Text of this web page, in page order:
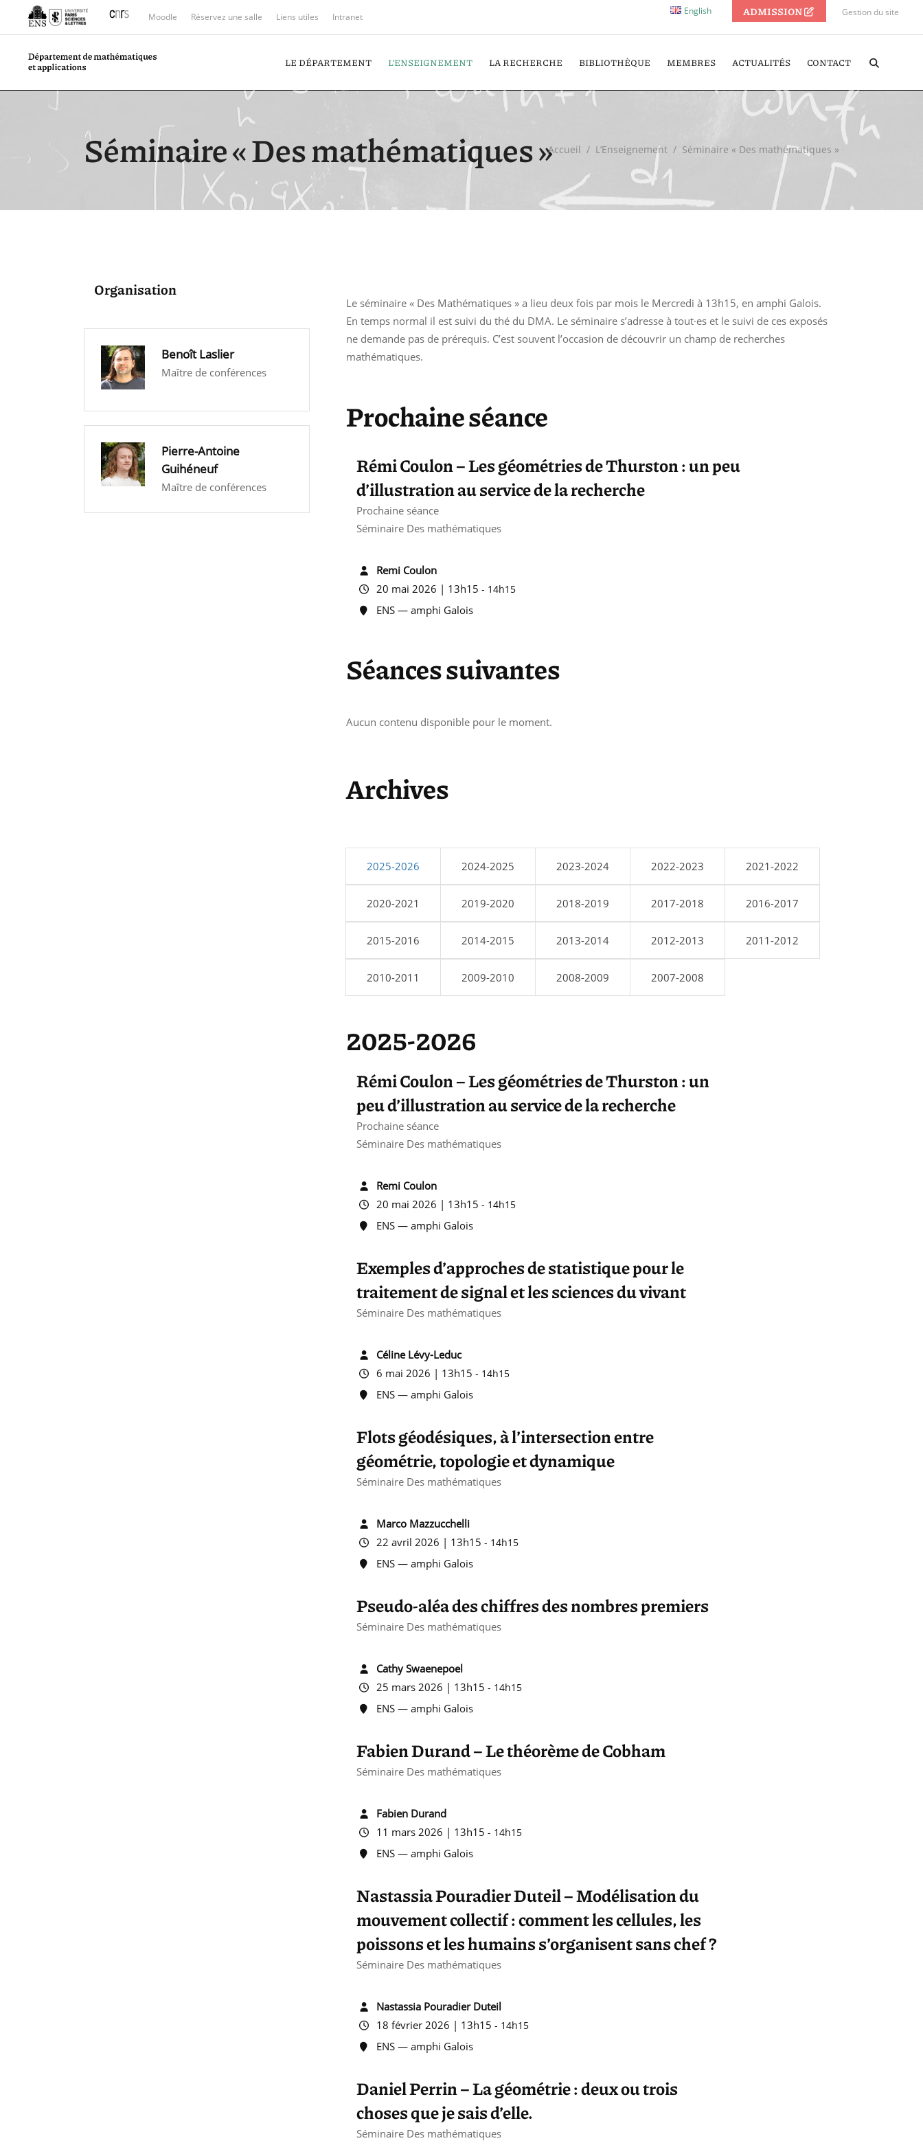
Moodle Réservez une salle Liens utiles Intranet
English ADMISSION Gestion du site
LE DÉPARTEMENT L’ENSEIGNEMENT LA RECHERCHE BIBLIOTHÈQUE MEMBRES ACTUALITÉS CONTACT
Séminaire « Des mathématiques »Accueil / L’Enseignement / Séminaire « Des mathématiques »
Organisation
Benoît Laslier
Maître de conférences
Pierre-Antoine
Guihéneuf
Maître de conférences
Le séminaire « Des Mathématiques » a lieu deux fois par mois le Mercredi à 13h15, en amphi Galois.
En temps normal il est suivi du thé du DMA. Le séminaire s’adresse à tout·es et le suivi de ces exposés
ne demande pas de prérequis. C’est souvent l’occasion de découvrir un champ de recherches
mathématiques.
Prochaine séance
Rémi Coulon – Les géométries de Thurston : un peu
d’illustration au service de la recherche
Prochaine séance
Séminaire Des mathématiques
Remi Coulon
20 mai 2026 | 13h15 - 14h15
ENS — amphi Galois
Séances suivantes
Aucun contenu disponible pour le moment.
Archives
2025-2026 2024-2025 2023-2024 2022-2023 2021-2022
2020-2021 2019-2020 2018-2019 2017-2018 2016-2017
2015-2016 2014-2015 2013-2014 2012-2013 2011-2012
2010-2011 2009-2010 2008-2009 2007-2008
2025-2026
Rémi Coulon – Les géométries de Thurston : un
peu d’illustration au service de la recherche
Prochaine séance
Séminaire Des mathématiques
Remi Coulon
20 mai 2026 | 13h15 - 14h15
ENS — amphi Galois
Exemples d’approches de statistique pour le
traitement de signal et les sciences du vivant
Séminaire Des mathématiques
Céline Lévy-Leduc
6 mai 2026 | 13h15 - 14h15
ENS — amphi Galois
Flots géodésiques, à l’intersection entre
géométrie, topologie et dynamique
Séminaire Des mathématiques
Marco Mazzucchelli
22 avril 2026 | 13h15 - 14h15
ENS — amphi Galois
Pseudo-aléa des chiffres des nombres premiers
Séminaire Des mathématiques
Cathy Swaenepoel
25 mars 2026 | 13h15 - 14h15
ENS — amphi Galois
Fabien Durand – Le théorème de Cobham
Séminaire Des mathématiques
Fabien Durand
11 mars 2026 | 13h15 - 14h15
ENS — amphi Galois
Nastassia Pouradier Duteil – Modélisation du
mouvement collectif : comment les cellules, les
poissons et les humains s’organisent sans chef ?
Séminaire Des mathématiques
Nastassia Pouradier Duteil
18 février 2026 | 13h15 - 14h15
ENS — amphi Galois
Daniel Perrin – La géométrie : deux ou trois
choses que je sais d’elle.
Séminaire Des mathématiques